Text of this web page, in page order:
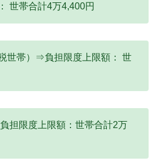
世帯合計4万4,400円
世帯）⇒負担限度上限額： 世
担限度上限額：世帯合計2万